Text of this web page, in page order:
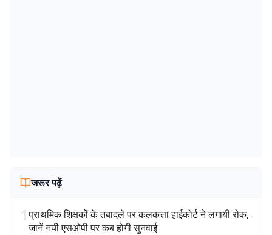
जरूर पढ़ें
1प्राथमिक शिक्षकों के तबादले पर कलकत्ता हाईकोर्ट ने लगायी रोक,
जानें नयी एसओपी पर कब होगी सुनवाई